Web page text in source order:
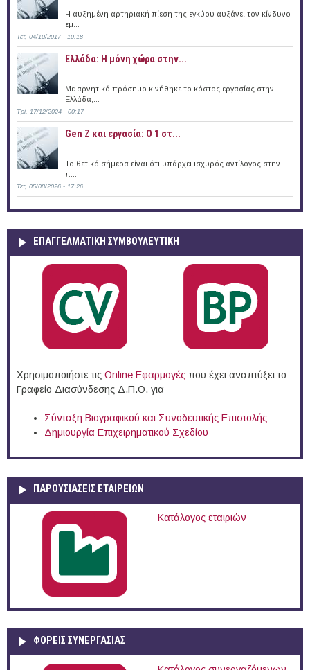
Η αυξημένη αρτηριακή πίεση της εγκύου αυξάνει τον κίνδυνο
εμ...
Τετ, 04/10/2017 - 10:18
Ελλάδα: Η μόνη χώρα στην...
Με αρνητικό πρόσημο κινήθηκε το κόστος εργασίας στην
Ελλάδα,...
Τρί, 17/12/2024 - 00:17
Gen Z και εργασία: Ο 1 στ...
Το θετικό σήμερα είναι ότι υπάρχει ισχυρός αντίλογος στην
π...
Τετ, 05/08/2026 - 17:26
ΕΠΑΓΓΕΛΜΑΤΙΚΉ ΣΥΜΒΟΥΛΕΥΤΙΚΉ
Χρησιμοποιήστε τις Online Eφαρμογές που έχει αναπτύξει το
Γραφείο Διασύνδεσης Δ.Π.Θ. για
Σύνταξη Βιογραφικού και Συνοδευτικής Επιστολής
Δημιουργία Επιχειρηματικού Σχεδίου
ΠΑΡΟΥΣΙΆΣΕΙΣ ΕΤΑΙΡΕΙΏΝ
Κατάλογος εταιριών
ΦΟΡΕΙΣ ΣΥΝΕΡΓΑΣΙΑΣ